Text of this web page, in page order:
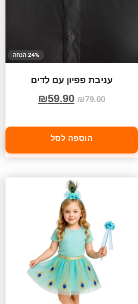
24% הנחה
עניבת פפיון עם לדים
₪79.00
₪59.90
הוספה לסל